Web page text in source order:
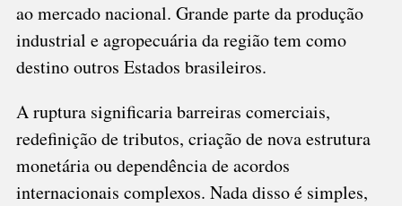
ao mercado nacional. Grande parte da produção
industrial e agropecuária da região tem como
destino outros Estados brasileiros.
A ruptura significaria barreiras comerciais,
redefinição de tributos, criação de nova estrutura
monetária ou dependência de acordos
internacionais complexos. Nada disso é simples,